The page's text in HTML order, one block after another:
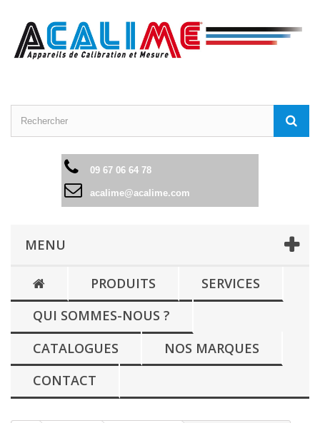
09 67 06 64 78
acalime@acalime.com
MENU
PRODUITS
SERVICES
QUI SOMMES-NOUS ?
CATALOGUES
NOS MARQUES
CONTACT